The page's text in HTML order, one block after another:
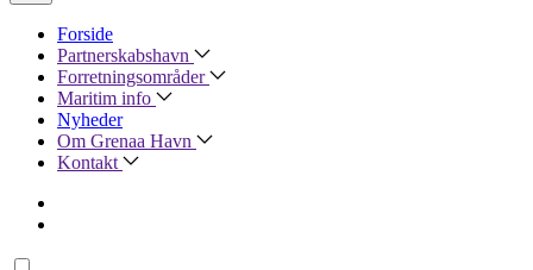
Forside
Partnerskabshavn
Forretningsområder
Maritim info
Nyheder
Om Grenaa Havn
Kontakt